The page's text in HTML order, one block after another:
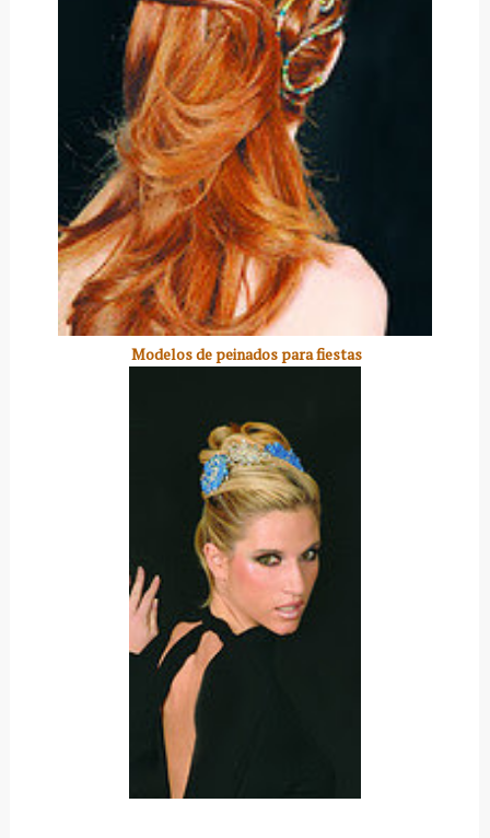
Modelos de peinados para fiestas